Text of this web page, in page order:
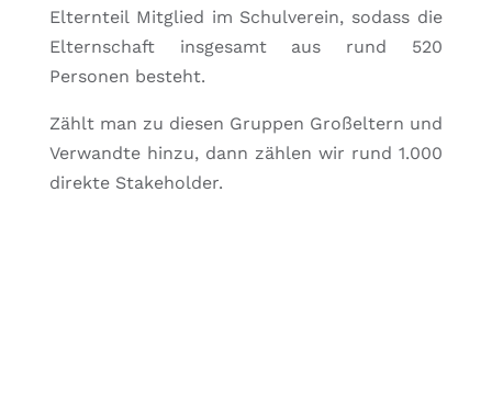
Elternteil Mitglied im Schulverein, sodass die
Elternschaft insgesamt aus rund 520
Personen besteht.
Zählt man zu diesen Gruppen Großeltern und
Verwandte hinzu, dann zählen wir rund 1.000
direkte Stakeholder.